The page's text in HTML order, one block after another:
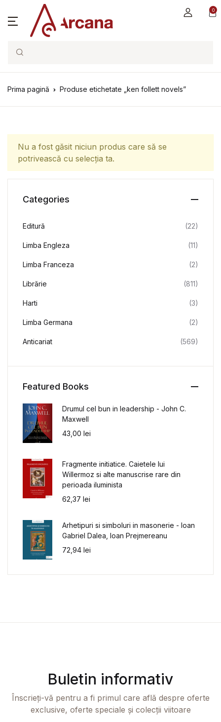
0
Search
Prima pagină Produse etichetate „ken follett novels”
Nu a fost găsit niciun produs care să se
potrivească cu selecția ta.
Categories
Editură (22)
Limba Engleza (11)
Limba Franceza (2)
Librărie (811)
Harti (3)
Limba Germana (2)
Anticariat (569)
Featured Books
Drumul cel bun in leadership - John C.
Maxwell
43,00 lei
Fragmente initiatice. Caietele lui
Willermoz si alte manuscrise rare din
perioada iluminista
62,37 lei
Arhetipuri si simboluri in masonerie - Ioan
Gabriel Dalea, Ioan Prejmereanu
72,94 lei
Buletin informativ
Înscrieți-vă pentru a fi primul care află despre oferte
exclusive, oferte speciale și colecții viitoare